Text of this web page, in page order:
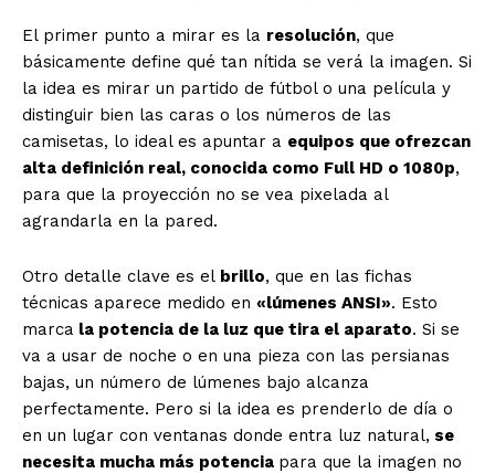
El primer punto a mirar es la resolución, que
básicamente define qué tan nítida se verá la imagen. Si
la idea es mirar un partido de fútbol o una película y
distinguir bien las caras o los números de las
camisetas, lo ideal es apuntar a equipos que ofrezcan
alta definición real, conocida como Full HD o 1080p,
para que la proyección no se vea pixelada al
agrandarla en la pared.
Otro detalle clave es el brillo, que en las fichas
técnicas aparece medido en «lúmenes ANSI». Esto
marca la potencia de la luz que tira el aparato. Si se
va a usar de noche o en una pieza con las persianas
bajas, un número de lúmenes bajo alcanza
perfectamente. Pero si la idea es prenderlo de día o
en un lugar con ventanas donde entra luz natural, se
necesita mucha más potencia para que la imagen no